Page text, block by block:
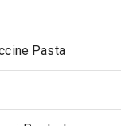
Pasta